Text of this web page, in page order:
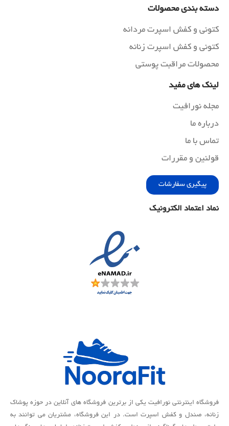
دسته بندی محصولات
کتونی و کفش اسپرت مردانه
کتونی و کفش اسپرت زنانه
محصولات مراقبت پوستی
لینک های مفید
مجله نورافیت
درباره ما
تماس با ما
قولنین و مقررات
پیگیری سفارشات
نماد اعتماد الکترونیک
فروشگاه اینترنتی نورافیت یکی از برترین فروشگاه های آنلاین در حوزه پوشاک
زنانه، صندل و کفش اسپرت است. در این فروشگاه، مشتریان می توانند به